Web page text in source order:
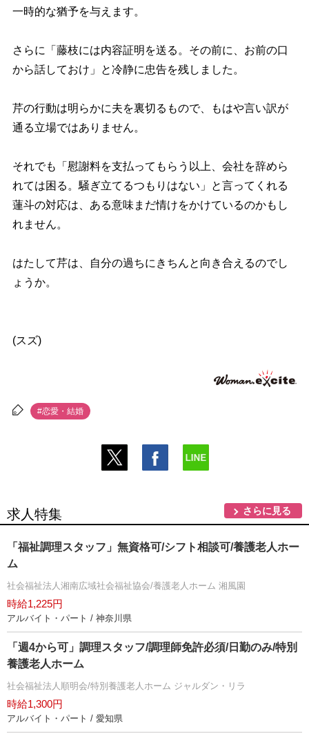
一時的な猶予を与えます。
さらに「藤枝には内容証明を送る。その前に、お前の口
から話しておけ」と冷静に忠告を残しました。
芹の行動は明らかに夫を裏切るもので、もはや言い訳が
通る立場ではありません。
それでも「慰謝料を支払ってもらう以上、会社を辞めら
れては困る。騒ぎ立てるつもりはない」と言ってくれる
蓮斗の対応は、ある意味まだ情けをかけているのかもし
れません。
はたして芹は、自分の過ちにきちんと向き合えるのでし
ょうか。
(スズ)
#恋愛・結婚
求人特集 さらに見る
「福祉調理スタッフ」無資格可/シフト相談可/養護老人ホー
ム
社会福祉法人湘南広域社会福祉協会/養護老人ホーム 湘風園
時給1,225円
アルバイト・パート / 神奈川県
「週4から可」調理スタッフ/調理師免許必須/日勤のみ/特別
養護老人ホーム
社会福祉法人順明会/特別養護老人ホーム ジャルダン・リラ
時給1,300円
アルバイト・パート / 愛知県